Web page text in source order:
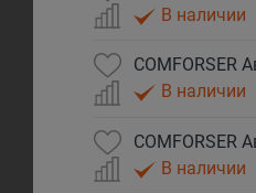
В наличии
COMFORSER
В наличии
COMFORSER
В наличии